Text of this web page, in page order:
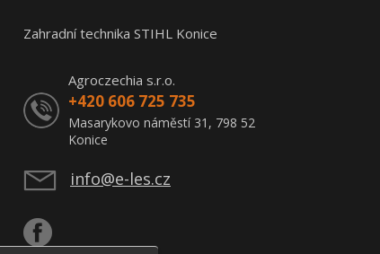
Zahradní technika STIHL Konice
Agroczechia s.r.o.
+420 606 725 735
Masarykovo náměstí 31, 798 52
Konice
info@e-les.cz